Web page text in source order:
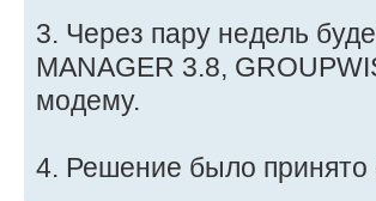
3. Через пару недель
MANAGER 3.8,
модему.
4. Решение было принято